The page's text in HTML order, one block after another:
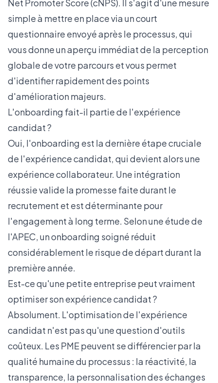
Net Promoter Score (cNPS). Il s'agit d'une mesure
simple à mettre en place via un court
questionnaire envoyé après le processus, qui
vous donne un aperçu immédiat de la perception
globale de votre parcours et vous permet
d'identifier rapidement des points
d'amélioration majeurs.
L'onboarding fait-il partie de l'expérience
candidat ?
Oui, l'onboarding est la dernière étape cruciale
de l'expérience candidat, qui devient alors une
expérience collaborateur. Une intégration
réussie valide la promesse faite durant le
recrutement et est déterminante pour
l'engagement à long terme. Selon une étude de
l'APEC, un onboarding soigné réduit
considérablement le risque de départ durant la
première année.
Est-ce qu'une petite entreprise peut vraiment
optimiser son expérience candidat ?
Absolument. L'optimisation de l'expérience
candidat n'est pas qu'une question d'outils
coûteux. Les PME peuvent se différencier par la
qualité humaine du processus : la réactivité, la
transparence, la personnalisation des échanges